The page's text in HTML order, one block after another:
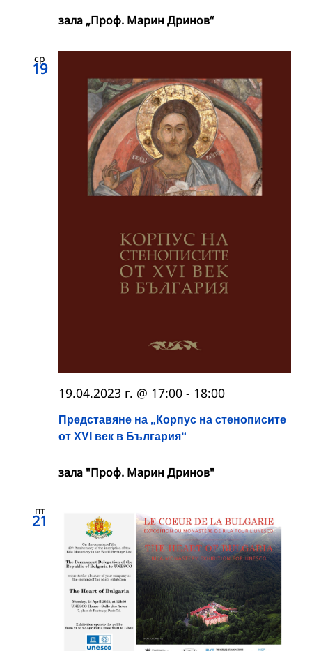
зала „Проф. Марин Дринов“
ср
19
Представяне на „Корпус на стенописите
от ХVІ век в България“
19.04.2023 г. @ 17:00 - 18:00
зала "Проф. Марин Дринов"
пт
21